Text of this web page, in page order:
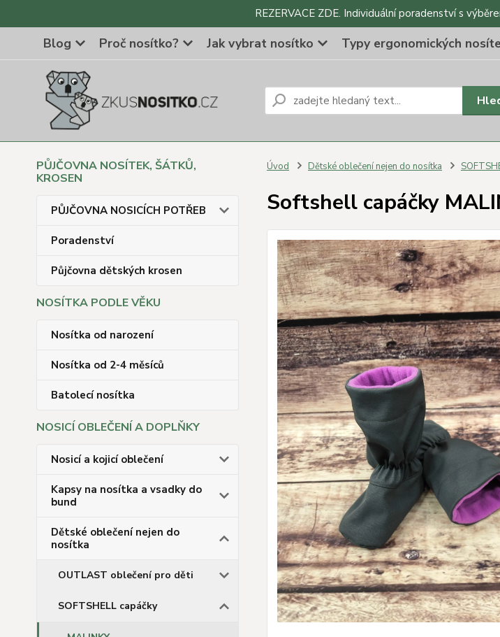
REZERVACE ZDE. Individuální poradenství s
Blog Proč nosítko? Jak vybrat nosítko Typy ergonomických
PŮJČOVNA NOSÍTEK, ŠÁTKŮ,
KROSEN
PŮJČOVNA NOSICÍCH POTŘEB
Poradenství
Půjčovna dětských krosen
NOSÍTKA PODLE VĚKU
Nosítka od narození
Nosítka od 2-4 měsíců
Batolecí nosítka
NOSICÍ OBLEČENÍ A DOPLŇKY
Nosicí a kojicí oblečení
Kapsy na nosítka a vsadky do
bund
Dětské oblečení nejen do
nosítka
OUTLAST oblečení pro děti
SOFTSHELL capáčky
Úvod Dětské oblečení nejen do nosítka
Softshell capáčky